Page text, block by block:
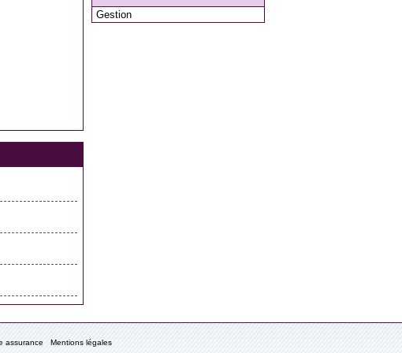
Gestion
assurance Mentions légales